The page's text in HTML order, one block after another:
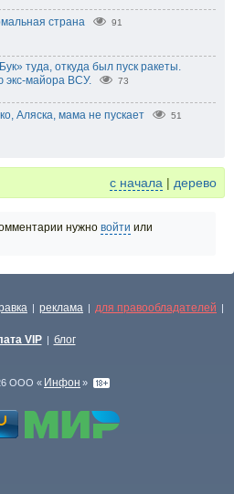
страна 91
туда, откуда был пуск ракеты.
экс-майора ВСУ.
73
Аляска, мама не пускает 51
с начала | дерево
нужно войти или
| реклама | для правообладателей |
VIP | блог
ООО « Инфон »